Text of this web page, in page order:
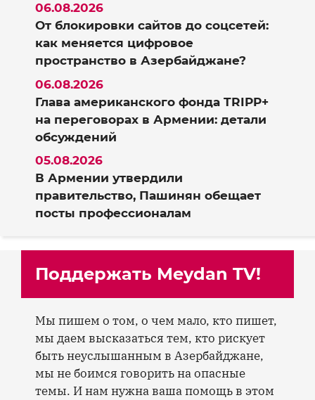
От блокировки сайтов до соцсетей:
как меняется цифровое
пространство в Азербайджане?
06.08.2026
Глава американского фонда TRIPP+
на переговорах в Армении: детали
обсуждений
06.08.2026
В Армении утвердили
правительство, Пашинян обещает
посты профессионалам
05.08.2026
Поддержать Meydan TV!
Мы пишем о том, о чем мало, кто пишет,
мы даем высказаться тем, кто рискует
быть неуслышанным в Азербайджане,
мы не боимся говорить на опасные
темы. И нам нужна ваша помощь в этом